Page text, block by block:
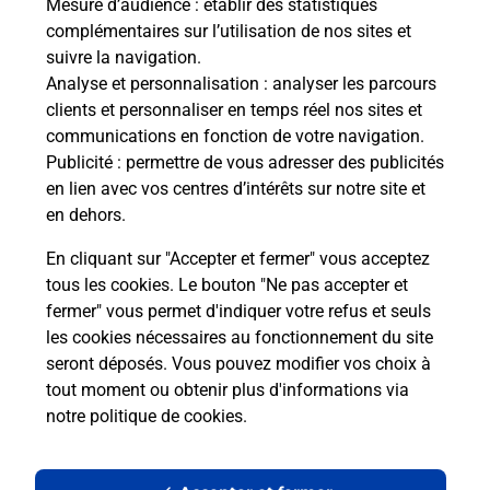
Mesure d’audience : établir des statistiques
complémentaires sur l’utilisation de nos sites et
suivre la navigation.
Analyse et personnalisation : analyser les parcours
clients et personnaliser en temps réel nos sites et
communications en fonction de votre navigation.
Publicité : permettre de vous adresser des publicités
en lien avec vos centres d’intérêts sur notre site et
en dehors.
En cliquant sur "Accepter et fermer" vous acceptez
tous les cookies. Le bouton "Ne pas accepter et
fermer" vous permet d'indiquer votre refus et seuls
les cookies nécessaires au fonctionnement du site
seront déposés. Vous pouvez modifier vos choix à
tout moment ou obtenir plus d'informations via
notre politique de cookies.
Boîte aux lettres La Poste
Prochaine collecte du courrierjeudià 12h00
5 Avenue Marcel Nicolas
07250 Le Pouzin
Le lien s'ouvre dans un nouvel onglet
Localiser Liste Boîtes aux lettres Ardèche Le Pouzin